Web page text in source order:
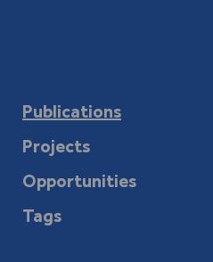
Publications
Projects
Opportunities
Tags